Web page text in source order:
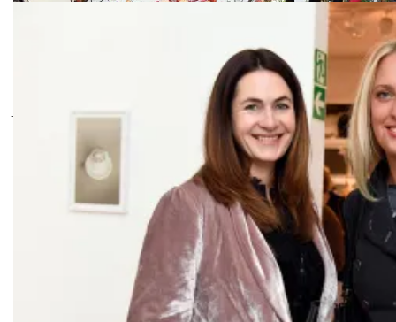
Julia Finkeisen, Gräfin Charlotte von Oeynhausen
/ „CeU-Kultur exklusiv“ – Vortrag in der Galerie Vogdt in München